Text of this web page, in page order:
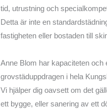
tid, utrustning och
Detta är inte en
fastigheten eller bostaden till
Anne Blom har kapaciteten och
grovstäduppdragen i hela
Vi hjälper dig oavsett om det
ett bygge, eller sanering av ett